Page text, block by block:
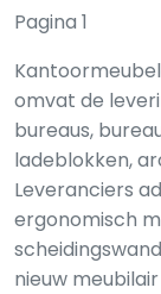
Pagina 1
omvat de
bureaus,
ladeblokken,
Leveranciers
ergonomisch
nieuw